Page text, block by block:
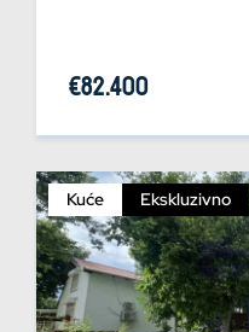
€82.400
Kuće Ekskluzivno